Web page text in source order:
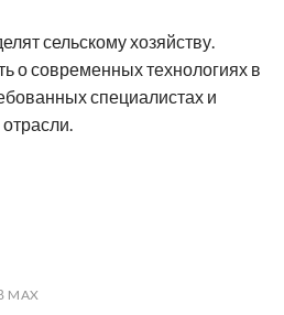
сельскому хозяйству.
о современных технологиях в
специалистах и